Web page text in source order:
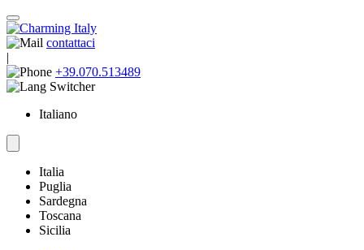
contattaci
|
+39.070.513489
Italiano
Italia
Puglia
Sardegna
Toscana
Sicilia